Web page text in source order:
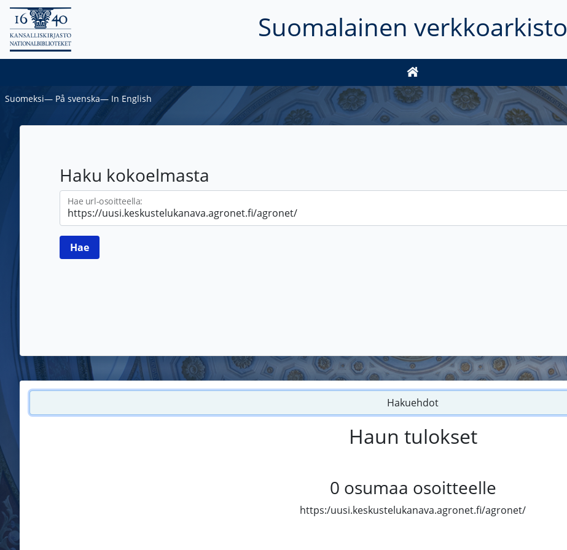
Suomalainen verkkoarkisto
Suomeksi― På svenska― In English
Haku kokoelmasta
Hae url-osoitteella:
Hakuehdot
Haun tulokset
0 osumaa osoitteelle
https:/uusi.keskustelukanava.agronet.fi/agronet/